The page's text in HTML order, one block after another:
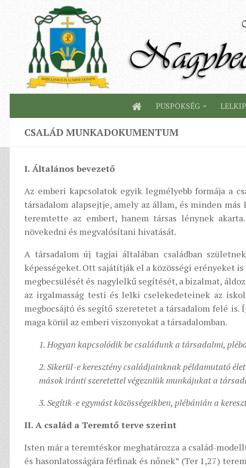
PÜSPÖKSÉG
CSALÁD MUNKADOKUMENTUM
I. Általános bevezető
Az emberi kapcsolatok egyik legmélyebb formája a
társadalom alapsejtje, amely az állam, és minden
teremtette az embert, hanem társas lénynek
növekedni és megvalósítani hivatását.
A társadalom új tagjai általában családban
képességeket. Ott sajátítják el a közösségi erényeket
megbecsülését és nagylelkű segítését, a bizalmat,
az irgalmasság testi és lelki cselekedeteinek az
megbocsájtó és segítő szeretetet a társadalom felé
maga körül az emberi viszonyokat a társadalomban.
1. Hogyan kapcsolódik be családunk a társadalmi,
2. Sikerül-e keresztény családjainknak példamutató
mások iránti szeretettel végezniük munkájukat a
3. Segítik-e egymást közösségeikben, plébánián a
II. A család a Teremtő terve szerint
Isten már a teremtéskor meghatározza a család-
és hasonlatosságára férfinak és nőnek” (Ter 1,27)